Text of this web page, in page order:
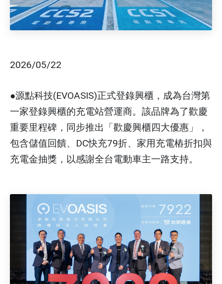
2026/05/22
●源點科技(EVOASIS)正式登錄興櫃，成為台灣第
一家登錄興櫃的充電站營運商。該品牌為了歡慶
重要里程碑，同步推出「歡慶興櫃四大優惠」，
包含儲值回饋、DC快充79折、家用充電樁折扣與
充電金抽獎，以感謝全台電動車主一路支持。